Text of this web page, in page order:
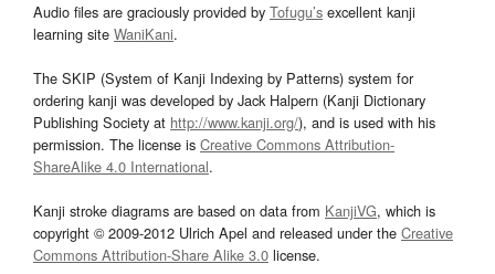
Audio files are graciously provided by Tofugu’s excellent kanji
learning site WaniKani.
The SKIP (System of Kanji Indexing by Patterns) system for
ordering kanji was developed by Jack Halpern (Kanji Dictionary
Publishing Society at http://www.kanji.org/), and is used with his
permission. The license is Creative Commons Attribution-
ShareAlike 4.0 International.
Kanji stroke diagrams are based on data from KanjiVG, which is
copyright © 2009-2012 Ulrich Apel and released under the Creative
Commons Attribution-Share Alike 3.0 license.